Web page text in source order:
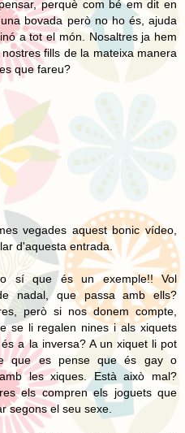
perquè com bé em dit en
bovada però no ho és, ajuda
a tot el món. Nosaltres ja hem
fills de la mateixa manera
que fareu?
vegades aquest bonic vídeo,
d'aquesta entrada.
sí que és un exemple!! Vol
nadal, que passa amb ells?
però si nos donem compte,
se li regalen nines i als xiquets
a la inversa? A un xiquet li pot
que es pense que és gay o
les xiques. Està això mal?
els compren els joguets que
segons el seu sexe.